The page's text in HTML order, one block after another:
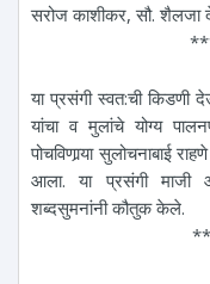
सरोज काशीकर, सौ. शैलजा
या प्रसंगी स्वत:ची किडणी
यांचा व मुलांचे योग्य
पोचविणार्‍या सुलोचनाबाई
आला. या प्रसंगी माजी
शब्दसुमनांनी कौतुक केले.